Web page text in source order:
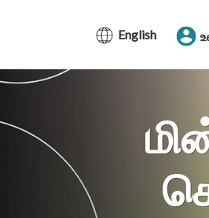
English